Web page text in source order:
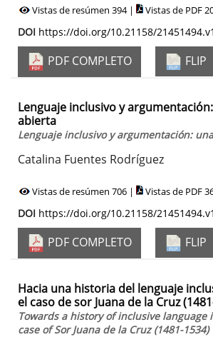
Vistas de resúmen 394 | Vistas de PDF
DOI https://doi.org/10.21158/
PDF COMPLETO FLIP
Lenguaje inclusivo y
abierta
Lenguaje inclusivo y argumentación:
Catalina Fuentes Rodríguez
Vistas de resúmen 706 | Vistas de PDF
DOI https://doi.org/10.21158/
PDF COMPLETO FLIP
Hacia una historia del lenguaje
el caso de sor Juana de la Cruz
Towards a history of inclusive language
case of Sor Juana de la Cruz (1481-1534)